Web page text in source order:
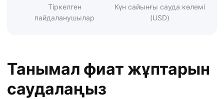
Тіркелген
пайдаланушылар
Күн сайынғы сауда көлемі
(USD)
Танымал фиат жұптарын
саудалаңыз